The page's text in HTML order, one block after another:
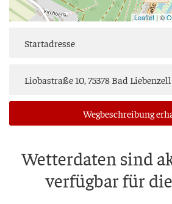
Leaflet | ©
Weg­be­schrei­bung
Wet­ter­da­ten sind
ver­füg­bar für